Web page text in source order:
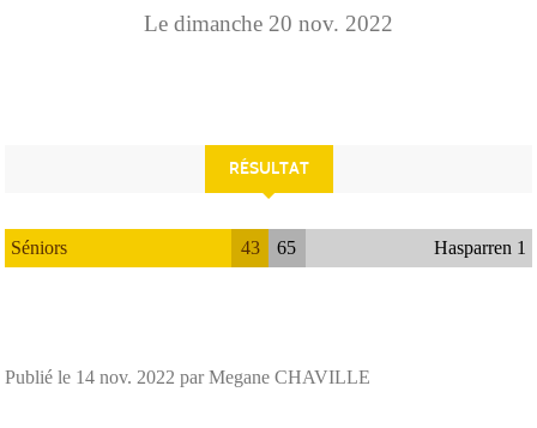
Le dimanche 20 nov. 2022
RÉSULTAT
Séniors 43 65 Hasparren 1
Publié le 14 nov. 2022 par Megane CHAVILLE